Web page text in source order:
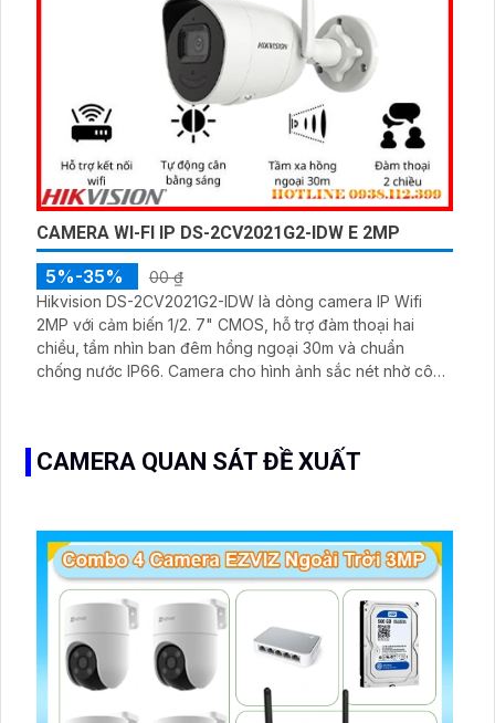
CAMERA WI-FI IP DS-2CV2021G2-IDW E 2MP
5%-35%
00 ₫
Hikvision DS-2CV2021G2-IDW là dòng camera IP Wifi
2MP với cảm biến 1/2. 7" CMOS, hỗ trợ đàm thoại hai
chiều, tầm nhìn ban đêm hồng ngoại 30m và chuẩn
chống nước IP66. Camera cho hình ảnh sắc nét nhờ công
CAMERA QUAN SÁT ĐỀ XUẤT